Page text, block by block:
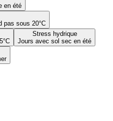
en été
pas sous 20°C
Stress hydrique
Jours avec sol sec en été